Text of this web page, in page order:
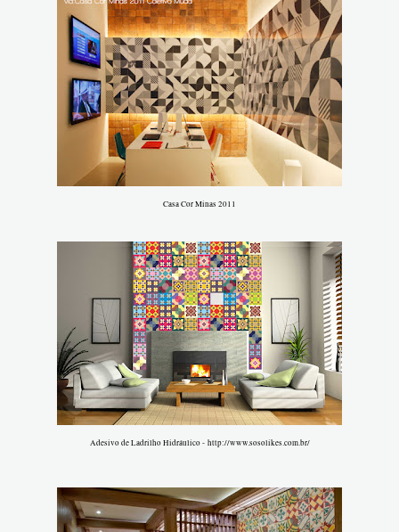
Casa Cor Minas 2011
Adesivo de Ladrilho Hidráulico - http://www.sosolikes.com.br/